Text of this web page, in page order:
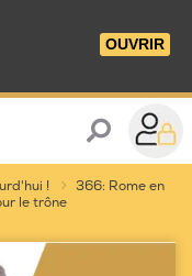
OUVRIR
!
366: Rome en
le trône